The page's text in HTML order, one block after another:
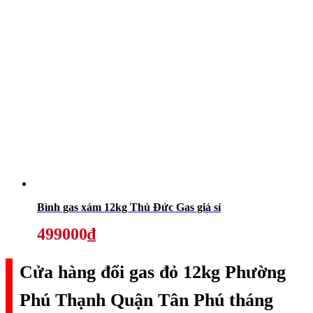
Bình gas xám 12kg Thủ Đức Gas giá sỉ
499000₫
Cửa hàng đổi gas đỏ 12kg Phường
Phú Thạnh Quận Tân Phú tháng